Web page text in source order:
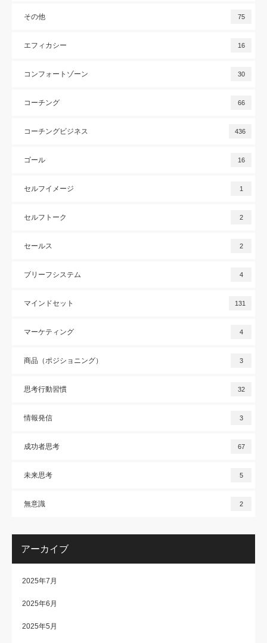
その他 75
エフィカシー 16
コンフォートゾーン 30
コーチング 66
コーチングビジネス 436
ゴール 16
セルフイメージ 1
セルフトーク 2
セールス 2
ブリーフシステム 4
マインドセット 131
マーケティング 4
商品（ポジショニング） 3
思考行動習慣 32
情報発信 3
成功者思考 67
未来思考 5
無意識 2
アーカイブ
2025年7月
2025年6月
2025年5月